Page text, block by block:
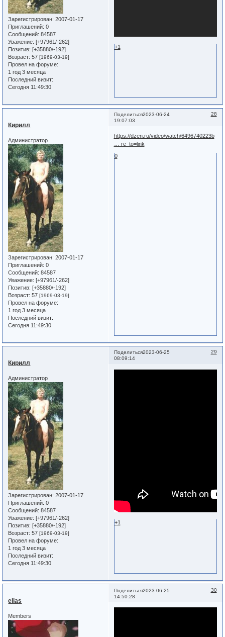
Зарегистрирован: 2007-01-17
Приглашений: 0
Сообщений: 84587
Уважение: [+97961/-262]
Позитив: [+35880/-192]
Возраст: 57[1969-03-19]
Провел на форуме:
1 год 3 месяца
Последний визит:
Сегодня 11:49:30
+1
Поделиться 28
2023-06-24
19:07:03
Кирилл
Администратор
Зарегистрирован: 2007-01-17
Приглашений: 0
Сообщений: 84587
Уважение: [+97961/-262]
Позитив: [+35880/-192]
Возраст: 57[1969-03-19]
Провел на форуме:
1 год 3 месяца
Последний визит:
Сегодня 11:49:30
https://dzen.ru/video/watch/6496740223b
… re_to=link
0
Поделиться 29
2023-06-25
08:09:14
Кирилл
Администратор
Зарегистрирован: 2007-01-17
Приглашений: 0
Сообщений: 84587
Уважение: [+97961/-262]
Позитив: [+35880/-192]
Возраст: 57[1969-03-19]
Провел на форуме:
1 год 3 месяца
Последний визит:
Сегодня 11:49:30
+1
Поделиться 30
2023-06-25
14:50:28
elias
Members